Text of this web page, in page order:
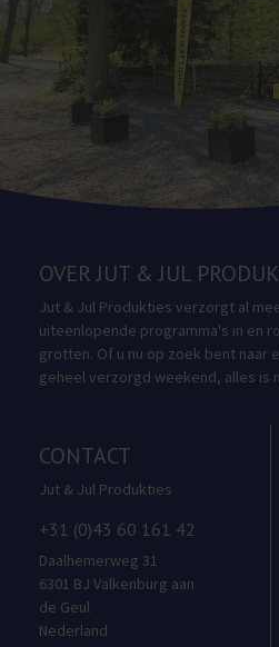
OVER JUT & JUL
Jut & Jul Produkties verzorgt al
uiteenlopende programma's in en
grotten. Of u nu op zoek bent naar
geheel verzorgd weekend, alles is
CONTACT
Jut & Jul Produkties
+31 (0)43 60 161 42
Daalhemerweg 31
6301 BJ Valkenburg aan
de Geul
Nederland